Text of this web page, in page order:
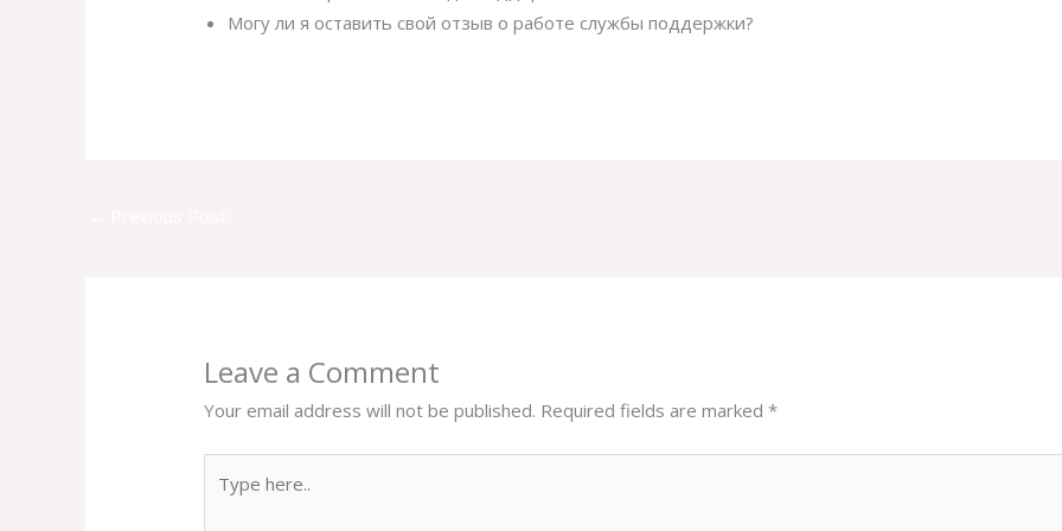
Могу ли я оставить свой отзыв о работе службы поддержки?
Leave a Comment
Your email address will not be published. Required fields are marked*
here..